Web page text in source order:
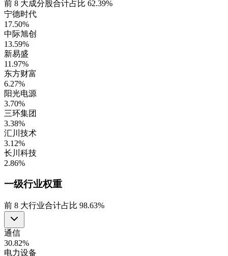
前 8 大成分股合计占比 62.39%
宁德时代
17.50%
中际旭创
13.59%
新易盛
11.97%
东方财富
6.27%
阳光电源
3.70%
三环集团
3.38%
汇川技术
3.12%
长川科技
2.86%
一级行业权重
前 8 大行业合计占比 98.63%
通信
30.82%
电力设备